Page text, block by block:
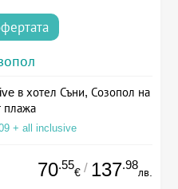
в хотел Съни, Созопол на
плажа
+ all inclusive
70.55
€ / 137.98
лв.